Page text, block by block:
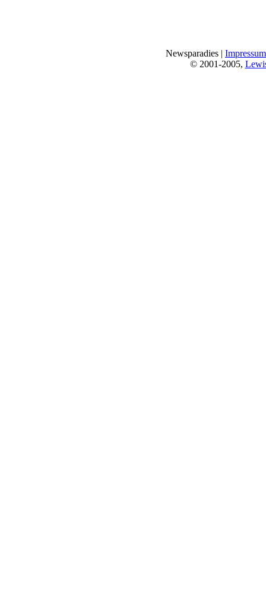
Newsparadies | Impressum
© 2001-2005,